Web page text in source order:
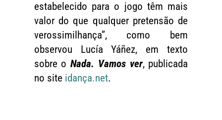
estabelecido para o jogo têm mais
valor do que qualquer pretensão de
verossimilhança”, como bem
observou Lucía Yáñez, em texto
sobre oNada. Vamos ver, publicada
no site idança.net.